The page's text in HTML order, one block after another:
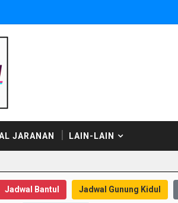
JARANAN LAIN-LAIN
Jadwal Bantul Jadwal Gunung Kidul